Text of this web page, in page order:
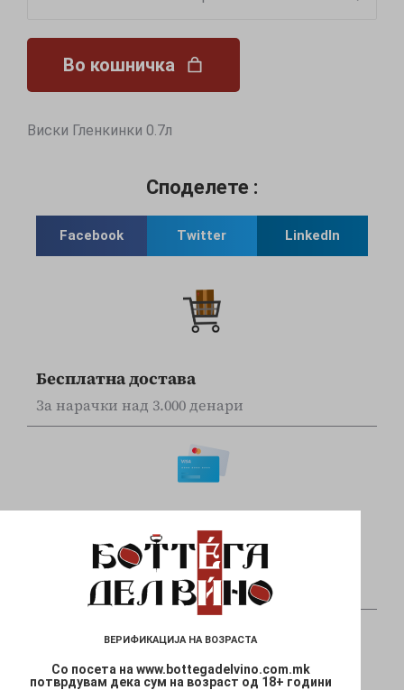
Во кошничка
Виски Гленкинки 0.7л
Споделете :
Facebook Twitter LinkedIn
Бесплатна достава
За нарачки над 3.000 денари
Online наплата
Плаќајте сигурно и безбедно со вашите Visa
и Mastercard
ВЕРИФИКАЦИЈА НА ВОЗРАСТА
Со посета на www.bottegadelvino.com.mk
потврдувам дека сум на возраст од 18+ години